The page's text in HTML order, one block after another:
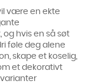
være en ekte
hvis en så søt
føle deg alene
skape et koselig,
et dekorativt
varianter